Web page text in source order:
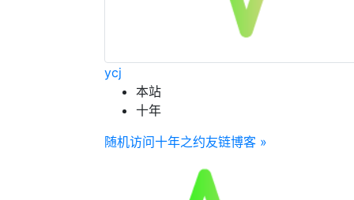
ycj
本站
十年
随机访问十年之约友链博客 »